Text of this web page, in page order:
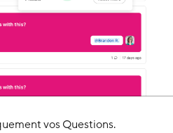
vos Questions.